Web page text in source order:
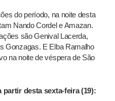
do período, na noite desta
Nando Cordel e Amazan.
são Genival Lacerda,
Gonzagas. E Elba Ramalho
na noite de véspera de São
partir desta sexta-feira (19):